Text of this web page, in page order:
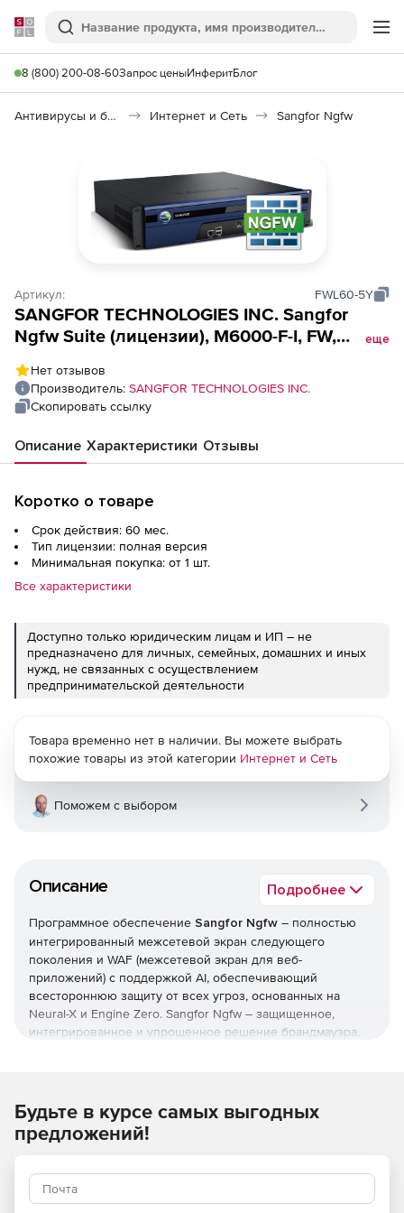
Softline
Поиск
8 (800) 200-08-60Запрос ценыИнферитБлог
Антивирусы и безопасность Интернет и Сеть Sangfor Ngfw
Артикул: FWL60-5Y
SANGFOR TECHNOLOGIES INC. Sangfor
Ngfw Suite (лицензии), M6000-F-I, FW,
Ips, Apt protection, eMail Security,
Sandboxing, Risk Assessment, Security
5 лет
еще
Нет отзывов
Производитель: SANGFOR TECHNOLOGIES INC.
Скопировать ссылку
Описание Характеристики Отзывы
Коротко о товаре
Срок действия: 60 мес.
Тип лицензии: полная версия
Минимальная покупка: от 1 шт.
Все характеристики
Доступно только юридическим лицам и ИП – не
предназначено для личных, семейных, домашних и иных
нужд, не связанных с осуществлением
предпринимательской деятельности
Описание Подробнее
Программное обеспечение Sangfor Ngfw – полностью
интегрированный межсетевой экран следующего
поколения и WAF (межсетевой экран для веб-
приложений) с поддержкой AI, обеспечивающий
всестороннюю защиту от всех угроз, основанных на
Neural-X и Engine Zero. Sangfor Ngfw – защищенное,
интегрированное и упрощенное решение брандмауэра,
Инструменты отчетности Sangfor NGAF предоставляют
пользователям обширный обзор их сети с помощью
просмотра пользователей, серверов, аномального
трафика, статуса атаки или источника атаки или просмотр
Товара временно нет в наличии. Вы можете выбрать
похожие товары из этой категории Интернет и Сеть
Поможем с выбором
Будьте в курсе самых выгодных
предложений!